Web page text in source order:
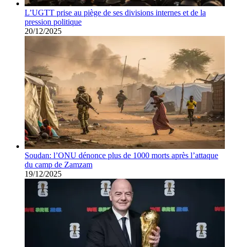
L’UGTT prise au piège de ses divisions internes et de la
pression politique
20/12/2025
Soudan: l’ONU dénonce plus de 1000 morts après l’attaque
du camp de Zamzam
19/12/2025